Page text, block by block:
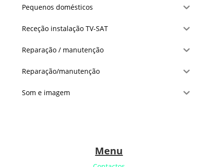
Pequenos domésticos
Receção instalação TV-SAT
Reparação / manutenção
Reparação/manutenção
Som e imagem
Menu